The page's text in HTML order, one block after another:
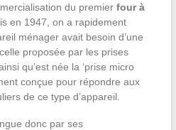
du premier four à
en 1947, on a rapidement
ménager avait besoin d’une
proposée par les prises
qu’est née la ‘prise micro
conçue pour répondre aux
de ce type d’appareil.
donc par ses